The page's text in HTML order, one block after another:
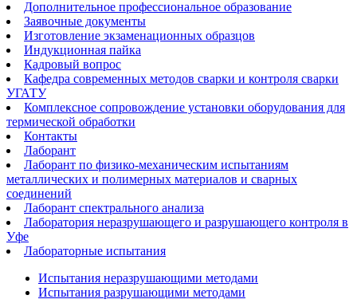
Дополнительное профессиональное образование
Заявочные документы
Изготовление экзаменационных образцов
Индукционная пайка​
Кадровый вопрос
Кафедра современных методов сварки и контроля сварки
УГАТУ
Комплексное сопровождение установки оборудования для
термической обработки
Контакты
Лаборант
Лаборант по физико-механическим испытаниям
металлических и полимерных материалов и сварных
соединений
Лаборант спектрального анализа
Лаборатория неразрушающего и разрушающего контроля в
Уфе
Лабораторные испытания
Испытания неразрушающими методами
Испытания разрушающими методами